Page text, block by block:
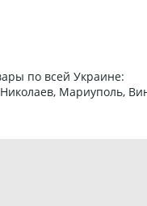
по всей Украине:
Мариуполь,